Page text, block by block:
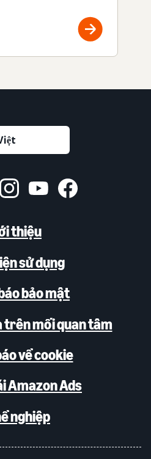
thiệu
sử dụng
bảo mật
trên mối quan tâm
về cookie
Amazon Ads
nghiệp